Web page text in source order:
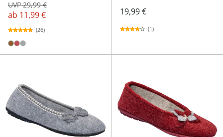
ab 11,99 €
UVP 29,99 €
(26)
19,99 €
(1)